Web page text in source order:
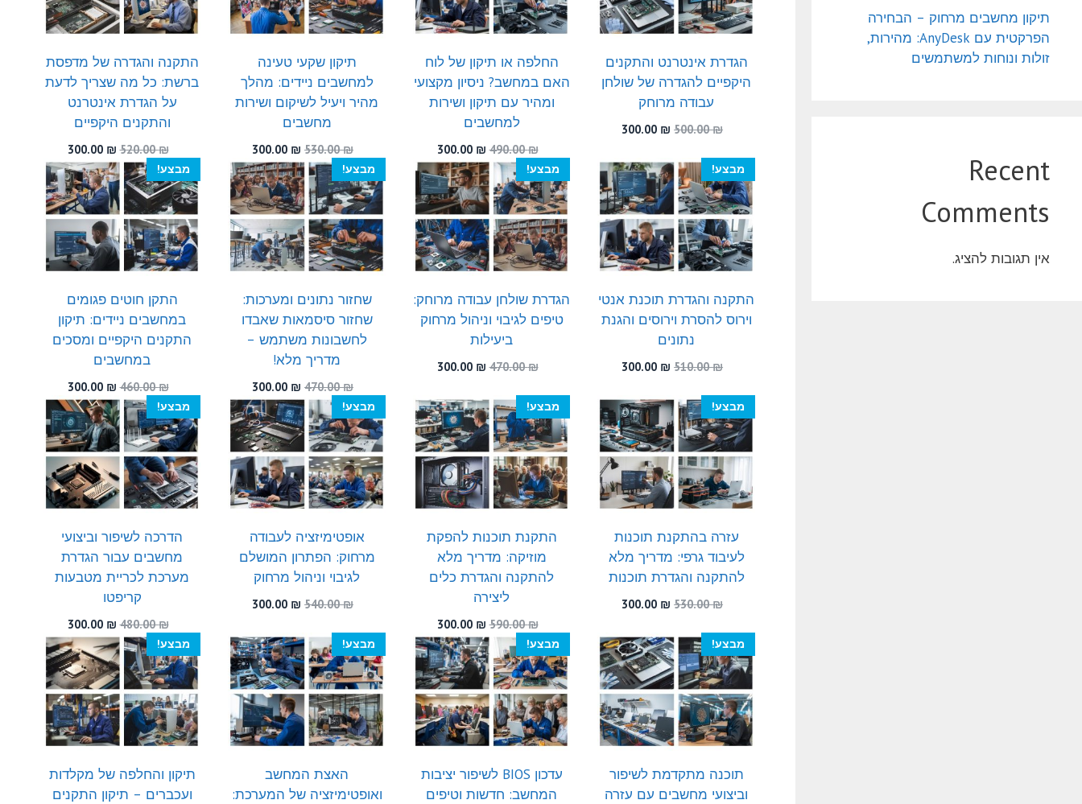
הגדרת אינטרנט והתקנים
היקפיים להגדרה של שולחן
עבודה מרוחק
500.00₪
המחיר
היה:
500.00 ₪.
300.00 ₪
המחיר
הוא:
300.00 ₪.
החלפה או תיקון של לוח
האם במחשב? ניסיון מקצועי
ומהיר עם תיקון ושירות
למחשבים
490.00₪
המחיר
המקורי
היה:
490.00 ₪.
300.00 ₪
הנוכחי
הוא:
300.00 ₪.
תיקון שקעי טעינה
למחשבים ניידים: מהלך
מהיר ויעיל לשיקום ושירות
מחשבים
530.00₪
המחיר
המקורי
היה:
530.00 ₪.
300.00 ₪
המחיר
הנוכחי
הוא:
300.00 ₪.
התקנה והגדרה של מדפסת
ברשת: כל מה שצריך לדעת
על הגדרת אינטרנט
והתקנים היקפיים
520.00₪
המחיר
המקורי
היה:
520.00 ₪.
300.00 ₪
הנוכחי
הוא:
300.00 ₪.
מבצע!
התקנה והגדרת תוכנת אנטי
וירוס להסרת וירוסים והגנת
נתונים
510.00₪
המחיר
היה:
510.00 ₪.
300.00 ₪
המחיר
הוא:
300.00 ₪.
מבצע!
הגדרת שולחן עבודה מרוחק:
טיפים לגיבוי וניהול מרחוק
ביעילות
470.00₪
המחיר
היה:
470.00 ₪.
300.00 ₪
הוא:
300.00 ₪.
מבצע!
שחזור נתונים ומערכות:
שחזור סיסמאות שאבדו
לחשבונות משתמש –
מדריך מלא!
470.00₪
המחיר
המקורי
היה:
470.00 ₪.
300.00 ₪
המחיר
הנוכחי
הוא:
300.00 ₪.
מבצע!
התקן חוטים פגומים
במחשבים ניידים: תיקון
התקנים היקפיים ומסכים
במחשבים
460.00₪
המחיר
המקורי
היה:
460.00 ₪.
300.00 ₪
הנוכחי
הוא:
300.00 ₪.
מבצע!
עזרה בהתקנת תוכנות
לעיבוד גרפי: מדריך מלא
להתקנה והגדרת תוכנות
530.00₪
המחיר
היה:
530.00 ₪.
300.00 ₪
המחיר
הוא:
300.00 ₪.
מבצע!
התקנת תוכנות להפקת
מוזיקה: מדריך מלא
להתקנה והגדרת כלים
ליצירה
590.00₪
המחיר
המקורי
היה:
590.00 ₪.
300.00 ₪
הנוכחי
הוא:
300.00 ₪.
מבצע!
אופטימיזציה לעבודה
מרחוק: הפתרון המושלם
לגיבוי וניהול מרחוק
540.00₪
המחיר
היה:
540.00 ₪.
300.00 ₪
המחיר
הוא:
300.00 ₪.
מבצע!
הדרכה לשיפור וביצועי
מחשבים עבור הגדרת
מערכת לכריית מטבעות
קריפטו
480.00₪
המחיר
המקורי
היה:
480.00 ₪.
300.00 ₪
הנוכחי
הוא:
300.00 ₪.
מבצע!
תוכנה מתקדמת לשיפור
וביצועי מחשבים עם עזרה
מבצע!
עדכון BIOS לשיפור יציבות
המחשב: חדשות וטיפים
מבצע!
האצת המחשב
ואופטימיזציה של המערכת:
מבצע!
תיקון והחלפה של מקלדות
ועכברים – תיקון התקנים
תיקון מחשבים מרחוק – הבחירה
הפרקטית עם AnyDesk: מהירות,
זולות ונוחות למשתמשים
Recent
Comments
אין תגובות להציג.